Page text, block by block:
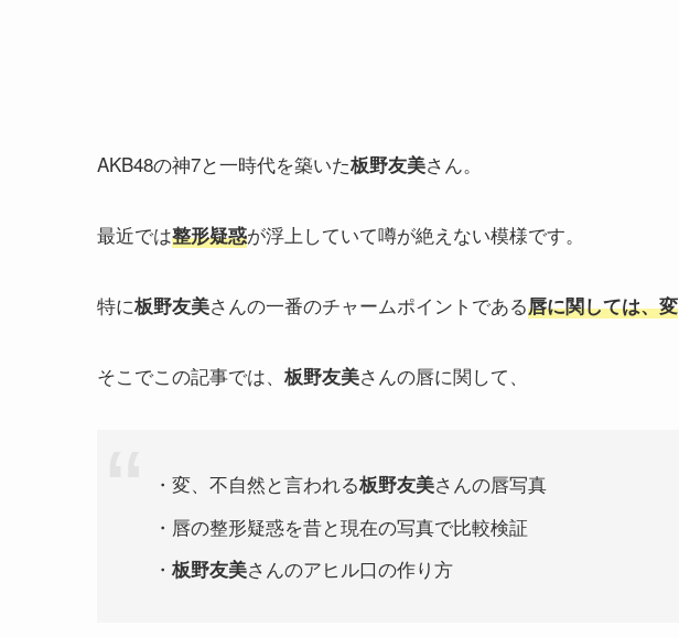
AKB48の神7と一時代を築いた板野友美さん。
最近では整形疑惑が浮上していて噂が絶えない模様です。
特に板野友美さんの一番のチャームポイントである唇に関しては、変
そこでこの記事では、 板野友美さんの唇に関して、
・変、不自然と言われる板野友美さんの唇写真
・唇の整形疑惑を昔と現在の写真で比較検証
・ 板野友美さんのアヒル口の作り方